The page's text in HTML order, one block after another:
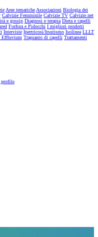
Aree tematicheAssociazioni Biologia dei
Calvizie Femminile Calvizie TV Calvizie.net
e gossip Diagnosi e terapia Dieta e capelli
Forfora e Pidocchi I migliori prodotti
Interviste Ipertricosi/Irsutismo Isolinea LLLT
Effluvium Trapianto di capelli Trattamenti
profilo